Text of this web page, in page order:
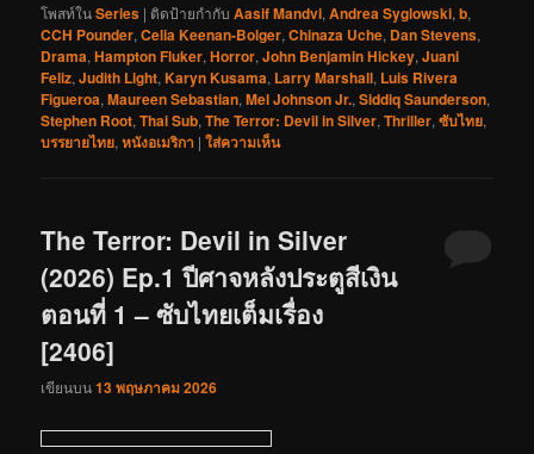
โพสท์ในSeries | ติดป้ายกำกับ Aasif Mandvi,Andrea Syglowski,b,
CCH Pounder,Celia Keenan-Bolger,Chinaza Uche, Dan Stevens,
Drama,Hampton Fluker,Horror,John Benjamin Hickey,Juani
Feliz,Judith Light,Karyn Kusama, Larry Marshall, Luis Rivera
Figueroa,Maureen Sebastian,Mel Johnson Jr.,Siddiq Saunderson,
Stephen Root,Thai Sub,The Terror: Devil in Silver,Thriller,ซับไทย,
บรรยายไทย,หนังอเมริกา |ใส่ความเห็น
The Terror: Devil in Silver
(2026) Ep.1 ปีศาจหลังประตูสีเงิน
ตอนที่ 1 – ซับไทยเต็มเรื่อง
[2406]
เขียนบน13 พฤษภาคม 2026